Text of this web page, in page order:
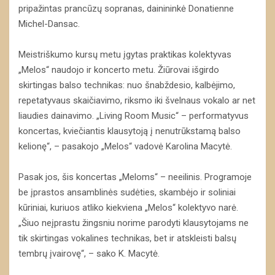
pripažintas prancūzų sopranas, dainininkė Donatienne
Michel-Dansac.
Meistriškumo kursų metu įgytas praktikas kolektyvas
„Melos“ naudojo ir koncerto metu. Žiūrovai išgirdo
skirtingas balso technikas: nuo šnabždesio, kalbėjimo,
repetatyvaus skaičiavimo, riksmo iki švelnaus vokalo ar net
liaudies dainavimo. „Living Room Music“ – performatyvus
koncertas, kviečiantis klausytoją į nenutrūkstamą balso
kelionę“, – pasakojo „Melos“ vadovė Karolina Macytė.
Pasak jos, šis koncertas „Meloms“ – neeilinis. Programoje
be įprastos ansamblinės sudėties, skambėjo ir soliniai
kūriniai, kuriuos atliko kiekviena „Melos“ kolektyvo narė.
„Šiuo neįprastu žingsniu norime parodyti klausytojams ne
tik skirtingas vokalines technikas, bet ir atskleisti balsų
tembrų įvairovę“, – sako K. Macytė.